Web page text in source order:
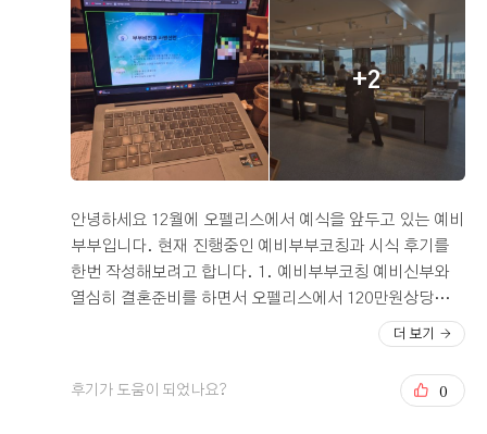
어 먼가 끌리지 않아 튀김들은 손도 안되게 되더라구요 갈
비는 너무 일찍 구워두고 찬데 진열해두어서 질겨지고.. 초
밥은 밥이 떡진...?ㅎㅎㅎ 아쉬운 마음이 들어 음식에 대
한평을 솔직하게 적었구요. 충분히 개선될수 있다고 생각
이 듭니다!!ㅎㅎ 물론 다른음식들 맛있습니다!! 도가니탕
국수 한식메뉴들 맛있습니다~ 다들 같은 마음이겠지만, 많
은 손님들을 초대하고 중요한 자리입니다 최선을 다해서
+2
안녕하세요 12월에 오펠리스에서 예식을 앞두고 있는 예비
부부입니다. 현재 진행중인 예비부부코칭과 시식 후기를
한번 작성해보려고 합니다. 1. 예비부부코칭 예비신부와
열심히 결혼준비를 하면서 오펠리스에서 120만원상당의
예비부부코칭과정을 지원해준다고 하여 신청해보았습니
다. 총 3회중 2회만 진행된 상태지만 만족합니다. 진행하
면서 자연스럽게 갈등해결방법이나 가족들에 대해서 자연
스럽게 얘기할 수 있는 자리가 만들어지고 서로에 대해서
더 보기
후기가 도움이 되었나요? 0